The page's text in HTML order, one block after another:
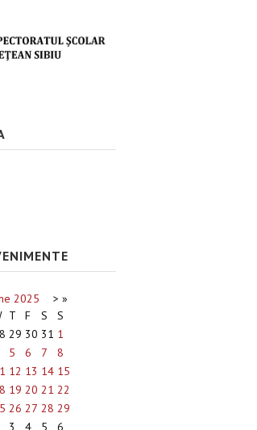
2025 > »
T F S
S
29 30 31 1
5 6 7
8
12 13 14 15
19 20 21 22
26 27 28 29
3 4 5 6